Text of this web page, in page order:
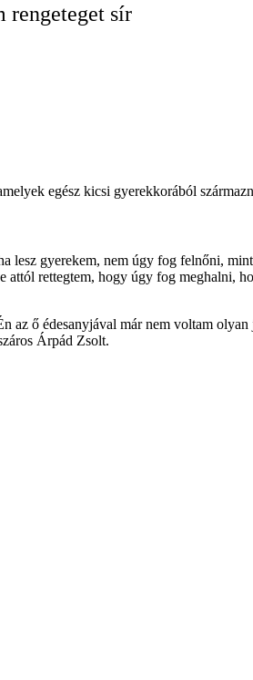
rengeteget sír
egész kicsi gyerekkorából
lesz gyerekem, nem úgy fog felnőni,
rettegtem, hogy úgy fog meghalni,
az ő édesanyjával már nem voltam
Árpád Zsolt.